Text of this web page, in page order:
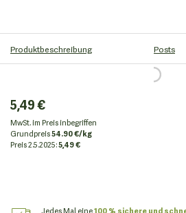
Produktbeschreibung Posts
5,49 €
MwSt. im Preis inbegriffen
Grundpreis54.90 €/kg
Preis2.5.2025:5,49 €
Jedes Mal eine100 % sichere und